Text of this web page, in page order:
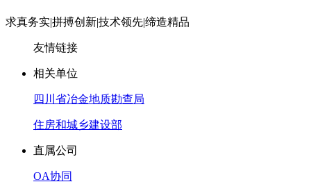
求真务实|拼搏创新|技术领先|缔造精品
友情链接
相关单位
四川省冶金地质勘查局
住房和城乡建设部
直属公司
OA协同